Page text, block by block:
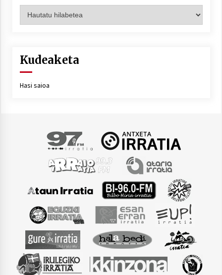
Kudeaketa
Hasi saioa